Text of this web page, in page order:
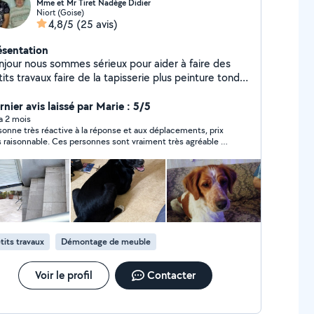
Mme et Mr Tiret Nadège Didier
Niort (Goise)
4,8/5 (25 avis)
nous sommes sérieux pour aider à faire des
faire de la tapisserie plus peinture tondre
car je possède une remorque de 1m environ je
aussi faire du repassage chez moi si cela vous
je peux aussi garder vos enfants chez moi Si
trouvez pas de crèche ou de nourrice je peux
des petits chiens chez je peux louer ma machine
et Mon sèche linge pour les personnes qui ont
de laver leurs linges à un prix raisonnable je peux
de vos oiseaux c'est-à-dire nourriture et eau
nettoyer les cages
avis laissé par Marie : 5/5
2 mois
très réactive à la réponse et aux déplacements, prix
raisonnable. Ces personnes sont vraiment très agréable et
travaux Démontage de meuble
Voir le profil Contacter